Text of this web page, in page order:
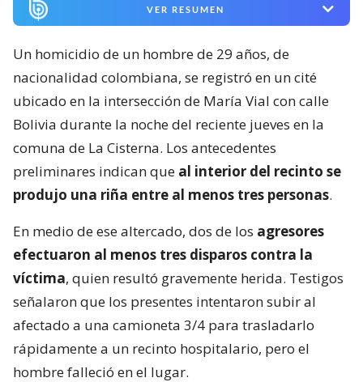
VER RESUMEN
Un homicidio de un hombre de 29 años, de
nacionalidad colombiana, se registró en un cité
ubicado en la intersección de María Vial con calle
Bolivia durante la noche del reciente jueves en la
comuna de La Cisterna. Los antecedentes
preliminares indican que al interior del recinto se
produjo una riña entre al menos tres personas.
En medio de ese altercado, dos de los agresores
efectuaron al menos tres disparos contra la
víctima, quien resultó gravemente herida. Testigos
señalaron que los presentes intentaron subir al
afectado a una camioneta 3/4 para trasladarlo
rápidamente a un recinto hospitalario, pero el
hombre falleció en el lugar.